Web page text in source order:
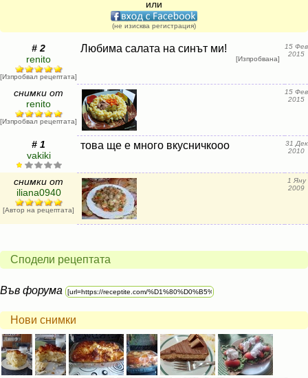
или
(не изисква регистрация)
# 2
renito
[Изпробвал рецептата]
Любима салата на синът ми!
[Изпробвана]
15 Фев
2015
снимки от
renito
[Изпробвал рецептата]
15 Фев
2015
# 1
vakiki
това ще е много вкусничкооо
31 Дек
2010
снимки от
iliana0940
[Автор на рецептата]
1 Яну
2009
Сподели рецептата
Във форума
Нови снимки